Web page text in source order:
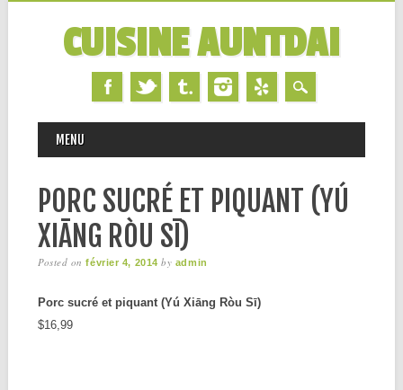
CUISINE AUNTDAI
MAIN MENU
MENU
PORC SUCRÉ ET PIQUANT (YÚ
XIĀNG RÒU SĪ)
Posted onfévrier 4, 2014 by admin
Porc sucré et piquant (Yú Xiāng Ròu Sī)
$16,99